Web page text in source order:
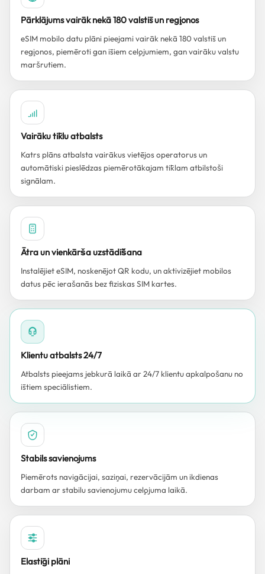
Pārklājums vairāk nekā 180 valstīs un reģionos
eSIM mobilo datu plāni pieejami vairāk nekā 180 valstīs un
reģionos, piemēroti gan īsiem ceļojumiem, gan vairāku valstu
maršrutiem.
Vairāku tīklu atbalsts
Katrs plāns atbalsta vairākus vietējos operatorus un
automātiski pieslēdzas piemērotākajam tīklam atbilstoši
signālam.
Ātra un vienkārša uzstādīšana
Instalējiet eSIM, noskenējot QR kodu, un aktivizējiet mobilos
datus pēc ierašanās bez fiziskas SIM kartes.
Klientu atbalsts 24/7
Atbalsts pieejams jebkurā laikā ar 24/7 klientu apkalpošanu no
īstiem speciālistiem.
Stabils savienojums
Piemērots navigācijai, saziņai, rezervācijām un ikdienas
darbam ar stabilu savienojumu ceļojuma laikā.
Elastīgi plāni